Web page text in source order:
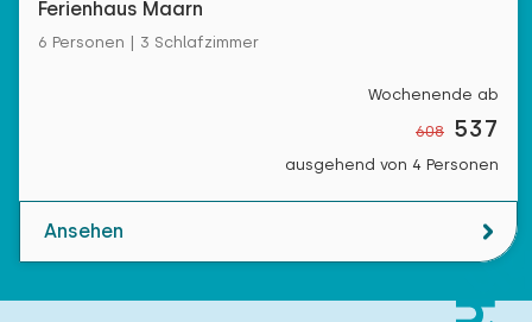
Ferienhaus Maarn
6 Personen | 3 Schlafzimmer
Wochenende ab
608 537
ausgehend von 4 Personen
Ansehen